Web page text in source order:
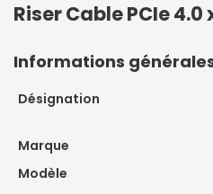
Riser Cable PCIe 4.0
Informations
Désignation
Marque
Modèle